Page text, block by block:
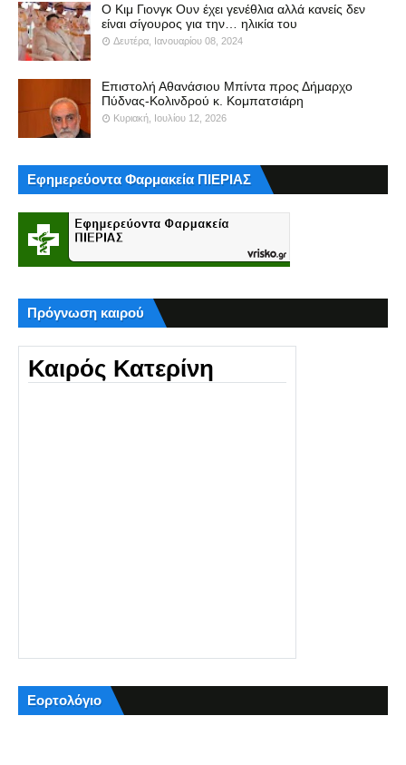
Ο Κιμ Γιονγκ Ουν έχει γενέθλια αλλά κανείς δεν
είναι σίγουρος για την… ηλικία του
Δευτέρα, Ιανουαρίου 08, 2024
Επιστολή Αθανάσιου Μπίντα προς Δήμαρχο
Πύδνας-Κολινδρού κ. Κομπατσιάρη
Κυριακή, Ιουλίου 12, 2026
Εφημερεύοντα Φαρμακεία ΠΙΕΡΙΑΣ
Πρόγνωση καιρού
Καιρός Κατερίνη
Εορτολόγιο